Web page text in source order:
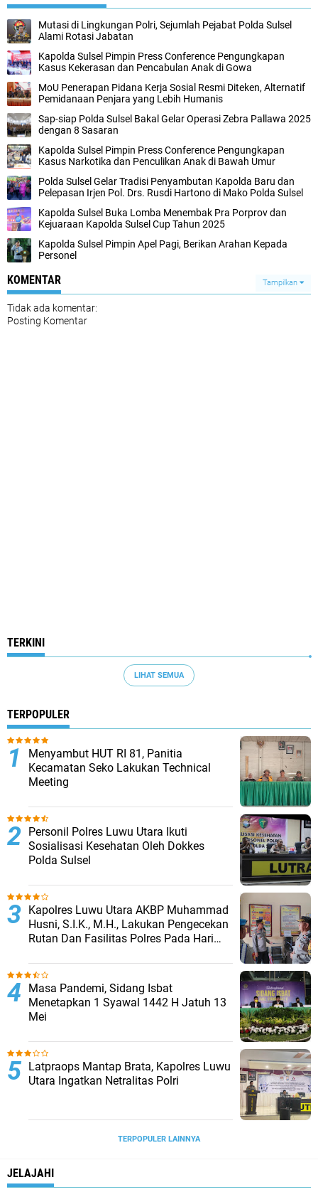
Mutasi di Lingkungan Polri, Sejumlah Pejabat Polda Sulsel
Alami Rotasi Jabatan
Kapolda Sulsel Pimpin Press Conference Pengungkapan
Kasus Kekerasan dan Pencabulan Anak di Gowa
MoU Penerapan Pidana Kerja Sosial Resmi Diteken, Alternatif
Pemidanaan Penjara yang Lebih Humanis
‎Sap-siap Polda Sulsel Bakal Gelar Operasi Zebra Pallawa 2025
dengan 8 Sasaran
Kapolda Sulsel Pimpin Press Conference Pengungkapan
Kasus Narkotika dan Penculikan Anak di Bawah Umur
Polda Sulsel Gelar Tradisi Penyambutan Kapolda Baru dan
Pelepasan Irjen Pol. Drs. Rusdi Hartono di Mako Polda Sulsel
Kapolda Sulsel Buka Lomba Menembak Pra Porprov dan
Kejuaraan Kapolda Sulsel Cup Tahun 2025
Kapolda Sulsel Pimpin Apel Pagi, Berikan Arahan Kepada
Personel
KOMENTAR Tampilkan
Tidak ada komentar:
Posting Komentar
TERKINI
LIHAT SEMUA
TERPOPULER
Menyambut HUT RI 81, Panitia
Kecamatan Seko Lakukan Technical
Meeting
Personil Polres Luwu Utara Ikuti
Sosialisasi Kesehatan Oleh Dokkes
Polda Sulsel
Kapolres Luwu Utara AKBP Muhammad
Husni, S.I.K., M.H., Lakukan Pengecekan
Rutan Dan Fasilitas Polres Pada Hari
Masa Pandemi, Sidang Isbat
Menetapkan 1 Syawal 1442 H Jatuh 13
Mei
Latpraops Mantap Brata, Kapolres Luwu
Utara Ingatkan Netralitas Polri
TERPOPULER LAINNYA
JELAJAHI